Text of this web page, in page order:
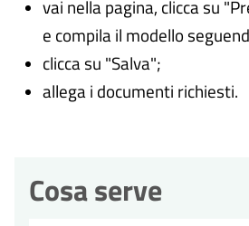
vai nella pagina, clicca su
e compila il modello
clicca su "Salva";
allega i documenti richiesti.
Cosa serve